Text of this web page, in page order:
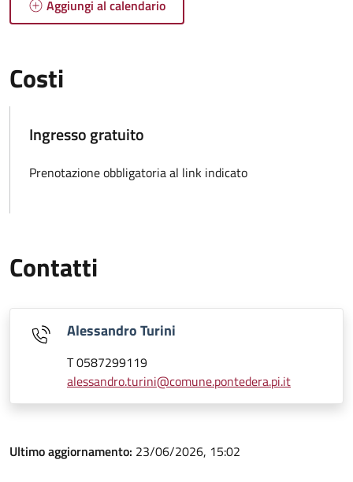
Aggiungi al calendario
Costi
Ingresso gratuito
Prenotazione obbligatoria al link indicato
Contatti
Alessandro Turini
T 0587299119
alessandro.turini@comune.pontedera.pi.it
Ultimo aggiornamento: 23/06/2026, 15:02